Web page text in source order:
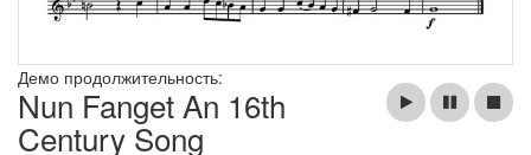
Демо продолжительность:
Nun Fanget An 16th
Century Song